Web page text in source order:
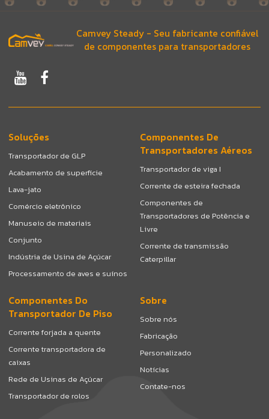
Camvey Steady - Seu fabricante confiável
de componentes para transportadores
Soluções
Transportador de GLP
Acabamento de superfície
Lava-jato
Comércio eletrônico
Manuseio de materiais
Conjunto
Indústria de Usina de Açúcar
Processamento de aves e suínos
Componentes De
Transportadores Aéreos
Transportador de viga I
Corrente de esteira fechada
Componentes de
Transportadores de Potência e
Livre
Corrente de transmissão
Caterpillar
Componentes Do
Transportador De Piso
Corrente forjada a quente
Corrente transportadora de
caixas
Rede de Usinas de Açúcar
Transportador de rolos
Sobre
Sobre nós
Fabricação
Personalizado
Notícias
Contate-nos